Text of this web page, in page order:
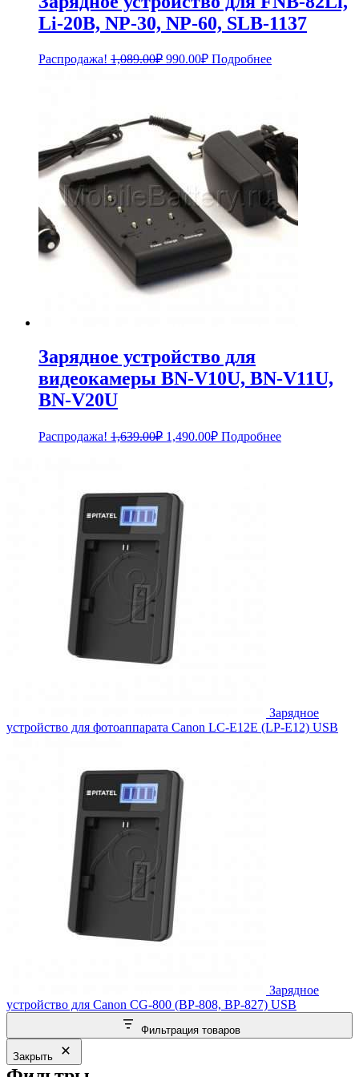
Li-20B, NP-30, NP-60, SLB-1137
Распродажа! 1,089.00₽ Первоначальная
990.00₽Текущая
Подробнее
Зарядное устройство для
видеокамеры BN-V10U, BN-V11U,
BN-V20U
Распродажа! 1,639.00₽ Первоначальная
1,490.00₽Текущая
цена:
Подробнее
Зарядное
устройство для фотоаппарата Canon LC-E12E (LP-E12) USB
Зарядное
устройство для Canon CG-800 (BP-808, BP-827) USB
Фильтрация товаров
Закрыть